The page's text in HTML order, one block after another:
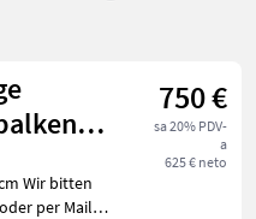
750 €
sa 20% PDV-
a
625 € neto
per Mail